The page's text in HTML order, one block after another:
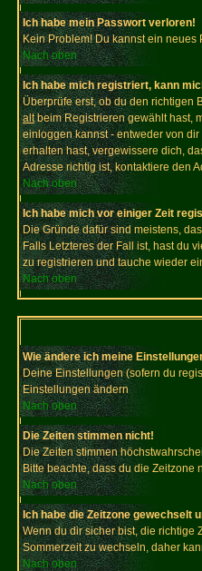
Ich habe mein Passwort verloren!
Kein Problem! Du kannst ein
Nach oben
Ich habe mich registriert, kann
Überprüfe erst, ob du den richtigen
altbeim Registrieren gewählt hast,
einloggen kannst - entweder von
erhalten hast, vergewissere dich,
Adresse richtig ist, kontaktiere den
Nach oben
Ich habe mich vor einiger Zeit
Die Gründe dafür sind meistens,
Falls Letzteres der Fall ist, hast du
zu registrieren und tauche wieder
Nach oben
Wie ändere ich meine
Deine Einstellungen (sofern du
Einstellungen ändern
Nach oben
Die Zeiten stimmen nicht!
Die Zeiten stimmen
Bitte beachte, dass du die Zeitzone
Nach oben
Ich habe die Zeitzone gewechselt
Wenn du dir sicher bist, die richtige
Sommerzeit zu wechseln, daher
Nach oben